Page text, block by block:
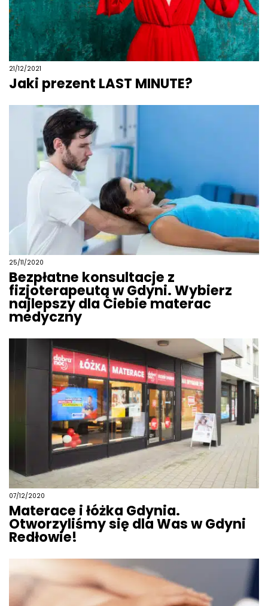
21/12/2021
Jaki prezent LAST MINUTE?
25/11/2020
Bezpłatne konsultacje z
fizjoterapeutą w Gdyni. Wybierz
najlepszy dla Ciebie materac
medyczny
07/12/2020
Materace i łóżka Gdynia.
Otworzyliśmy się dla Was w Gdyni
Redłowie!